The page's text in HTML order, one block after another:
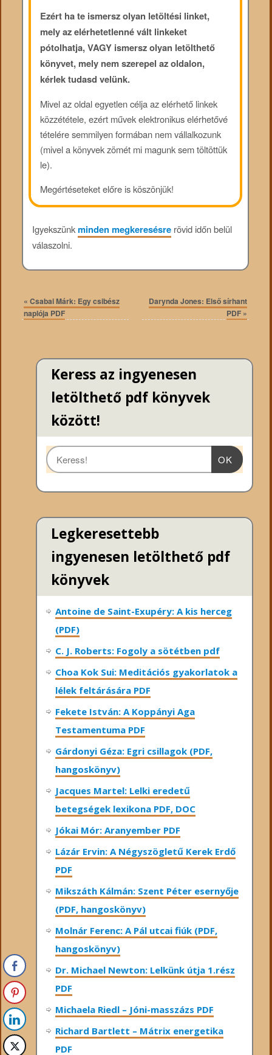
Ezért ha te ismersz olyan letöltési linket,
mely az elérhetetlenné vált linkeket
pótolhatja, VAGY ismersz olyan letölthető
könyvet, mely nem szerepel az oldalon,
kérlek tudasd velünk.
Mivel az oldal egyetlen célja az elérhető linkek
közzététele, ezért művek elektronikus elérhetővé
tételére semmilyen formában nem vállalkozunk
(mivel a könyvek zömét mi magunk sem töltöttük
le).
Megértéseteket előre is köszönjük!
Igyekszünkminden megkeresésrerövid időn belül
válaszolni.
« Csabai Márk: Egy csibész
naplója PDF
Darynda Jones: Első sírhant
PDF »
Keress az ingyenesen
letölthető pdf könyvek
között!
OK
Legkeresettebb
ingyenesen letölthető pdf
könyvek
Antoine de Saint-Exupéry: A kis herceg
(PDF)
C. J. Roberts: Fogoly a sötétben pdf
Choa Kok Sui: Meditációs gyakorlatok a
lélek feltárására PDF
Fekete István: A Koppányi Aga
Testamentuma PDF
Gárdonyi Géza: Egri csillagok (PDF,
hangoskönyv)
Jacques Martel: Lelki eredetű
betegségek lexikona PDF, DOC
Jókai Mór: Aranyember PDF
Lázár Ervin: A Négyszögletű Kerek Erdő
PDF
Mikszáth Kálmán: Szent Péter esernyője
(PDF, hangoskönyv)
Molnár Ferenc: A Pál utcai fiúk (PDF,
hangoskönyv)
Dr. Michael Newton: Lelkünk útja 1.rész
PDF
Michaela Riedl – Jóni-masszázs PDF
Richard Bartlett – Mátrix energetika
PDF